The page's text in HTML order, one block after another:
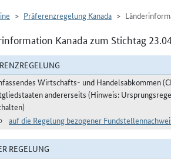
Präferenzregelung Kanada
Kanada zum Stichtag
Wirtschafts- und Handelsabkommen
andererseits (Hinweis:
auf die Regelung bezogener
REGELUNG